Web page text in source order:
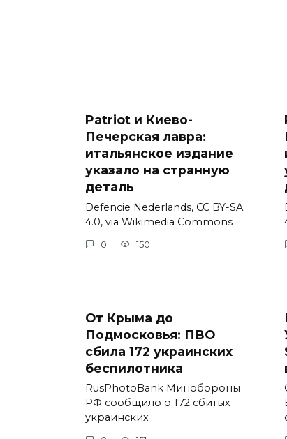
Patriot и Киево-
Печерская лавра:
итальянское издание
указало на странную
деталь
Defencie Nederlands, CC BY-SA
4.0, via Wikimedia Commons
0 150
От Крыма до
Подмосковья: ПВО
сбила 172 украинских
беспилотника
RusPhotoBank Минобороны
РФ сообщило о 172 сбитых
украинских